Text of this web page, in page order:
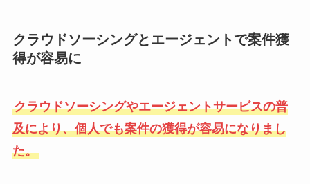
クラウドソーシングとエージェントで案件獲
得が容易に
クラウドソーシングやエージェントサービスの普
及により、個人でも案件の獲得が容易になりまし
た。